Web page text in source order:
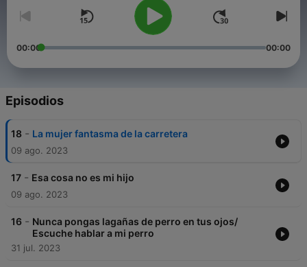
00:00 00:00
Episodios
18 - La mujer fantasma de la carretera
09 ago. 2023
17 - Esa cosa no es mi hijo
09 ago. 2023
16 - Nunca pongas lagañas de perro en tus ojos/
Escuche hablar a mi perro
31 jul. 2023